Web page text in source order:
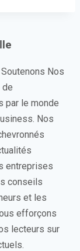
Nos
par le monde
Nos
entreprises
conseils
et les
efforçons
lecteurs sur